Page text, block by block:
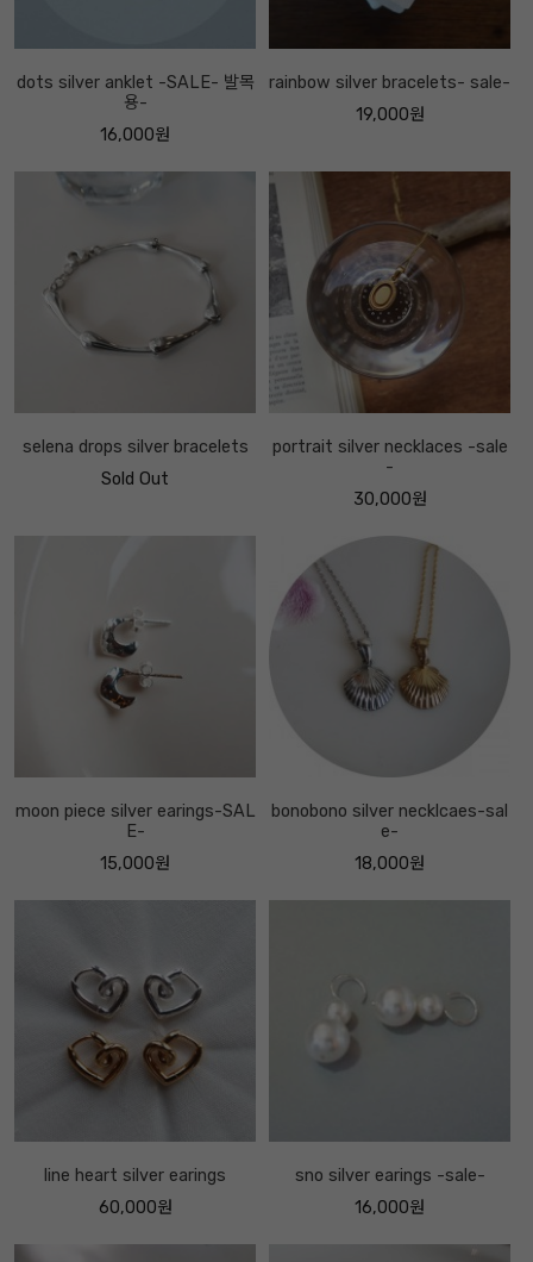
dots silver anklet -SALE- 발목
용-
16,000원
rainbow silver bracelets- sale-
19,000원
selena drops silver bracelets
Sold Out
portrait silver necklaces -sale
-
30,000원
moon piece silver earings-SAL
E-
15,000원
bonobono silver necklcaes-sal
e-
18,000원
line heart silver earings
60,000원
sno silver earings -sale-
16,000원